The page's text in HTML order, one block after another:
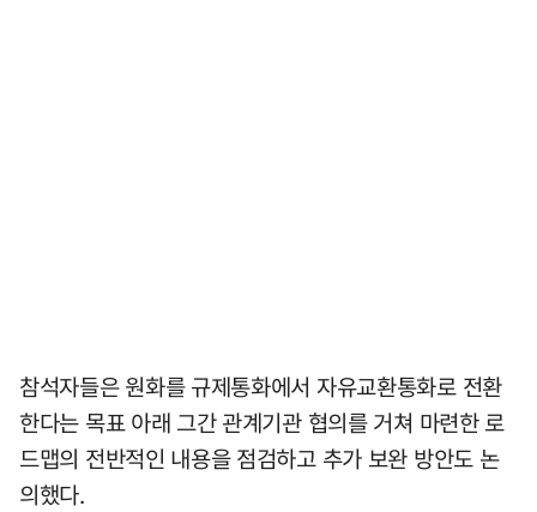
참석자들은 원화를 규제통화에서 자유교환통화로 전환
한다는 목표 아래 그간 관계기관 협의를 거쳐 마련한 로
드맵의 전반적인 내용을 점검하고 추가 보완 방안도 논
의했다.